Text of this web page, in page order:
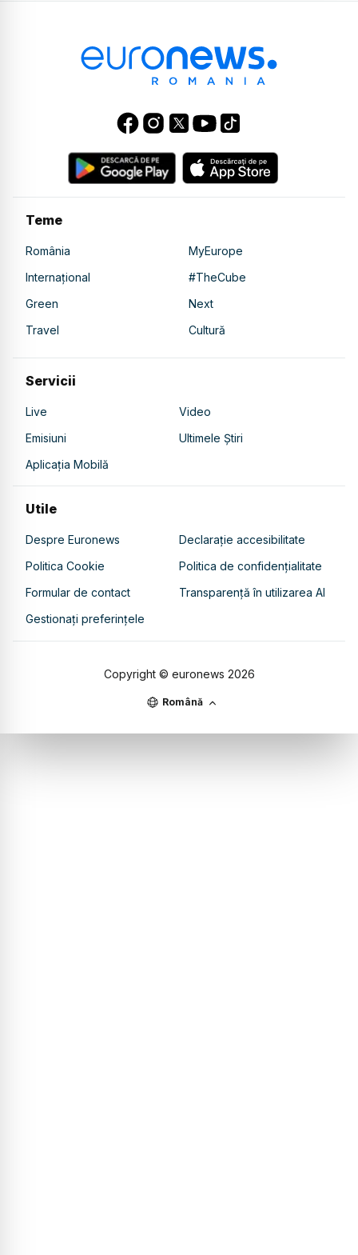
Teme
România
MyEurope
Internațional
#TheCube
Green
Next
Travel
Cultură
Servicii
Live
Video
Emisiuni
Ultimele Știri
Aplicația Mobilă
Utile
Despre Euronews
Declarație accesibilitate
Politica Cookie
Politica de confidențialitate
Formular de contact
Transparență în utilizarea AI
Gestionați preferințele
Copyright © euronews 2026
Română